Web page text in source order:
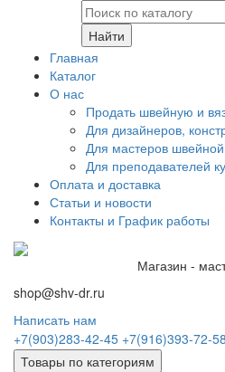
Найти
Главная
Каталог
О нас
Продать швейную и
Для дизайнеров,
Для мастеров
Для преподавателей
Оплата и доставка
Статьи и новости
Контакты и График работы
Магазин -
shop@shv-dr.ru
Написать нам
+7(903)283-42-45 +7(916)393-72-58
Товары по категориям